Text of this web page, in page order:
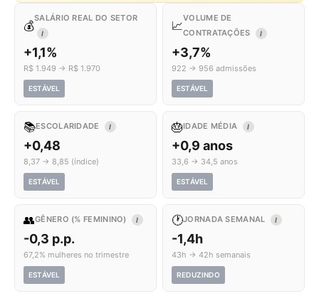
💰
SALÁRIO REAL DO SETOR
I
+1,1%
R$ 1.949 → R$ 1.970
ESTÁVEL
📈
VOLUME DE
CONTRATAÇÕES
I
+3,7%
922 → 956 admissões
ESTÁVEL
📚ESCOLARIDADE I
+0,48
8,37 → 8,85 (índice)
ESTÁVEL
🎂IDADE MÉDIA I
+0,9 anos
33,6 → 34,5 anos
ESTÁVEL
👥GÊNERO (% FEMININO) I
-0,3 p.p.
67,2% mulheres no trimestre
ESTÁVEL
🕐JORNADA SEMANAL I
-1,4h
43h → 42h semanais
REDUZINDO